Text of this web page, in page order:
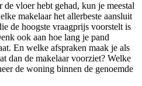
vloer hebt gehad, kun je meestal
makelaar het allerbeste aansluit
de hoogste vraagprijs voorstelt is
ook aan hoe lang je pand
En welke afspraken maak je als
dan de makelaar voorziet? Welke
de woning binnen de genoemde